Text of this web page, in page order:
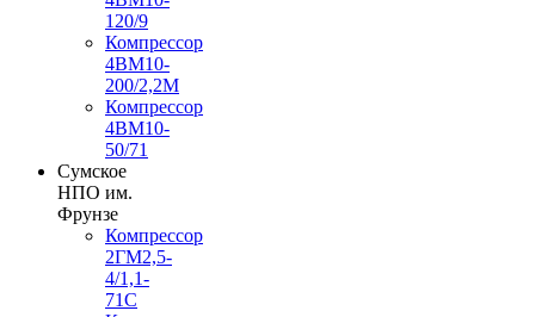
120/9
Компрессор
4ВМ10-
200/2,2М
Компрессор
4ВМ10-
50/71
Сумское
НПО им.
Фрунзе
Компрессор
2ГМ2,5-
4/1,1-
71С